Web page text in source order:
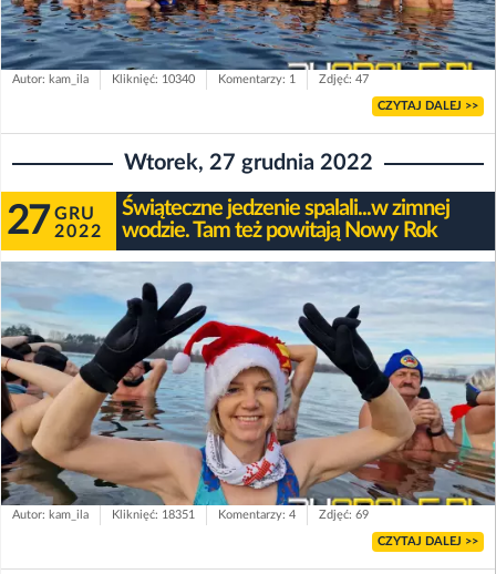
Autor: kam_ila Kliknięć: 10340 Komentarzy: 1 Zdjęć: 47
CZYTAJ DALEJ >>
Wtorek, 27 grudnia 2022
27 GRU
2022
Świąteczne jedzenie spalali...w zimnej
wodzie. Tam też powitają Nowy Rok
Autor: kam_ila Kliknięć: 18351 Komentarzy: 4 Zdjęć: 69
CZYTAJ DALEJ >>